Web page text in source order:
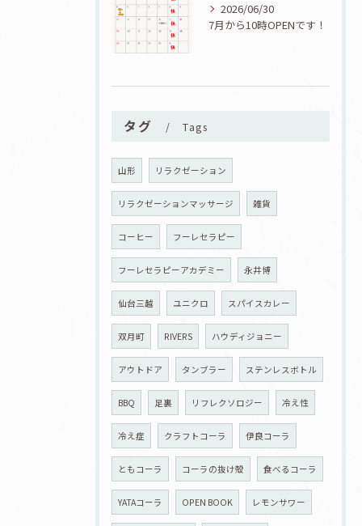
2026/06/30
7月から10時OPENです！
タグ Tags
山形 リラクゼーション
リラクゼーションマッサージ 雑貨
コーヒー フーレセラピー
フーレセラピーアカデミー 永井博
仙台三越 ユニクロ スパイスカレー
双月町 RIVERS ハウディジョニー
アウトドア タンブラー ステンレスボトル
BBQ 足裏 リフレクソロジー 冷え性
冷え症 クラフトコーラ 伊良コーラ
ともコーラ コーラの抜け殻 食べるコーラ
YATAコーラ OPEN BOOK レモンサワー